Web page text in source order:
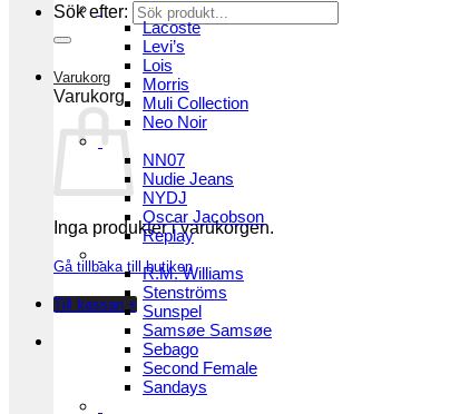
Sök efter:
Varukorg
Varukorg
Inga produkter i varukorgen.
Gå tillbaka till butiken
Till kassan +
Lacoste
Levi’s
Lois
Morris
Muli Collection
Neo Noir
NN07
Nudie Jeans
NYDJ
Oscar Jacobson
Replay
R.M. Williams
Stenströms
Sunspel
Samsøe Samsøe
Sebago
Second Female
Sandays